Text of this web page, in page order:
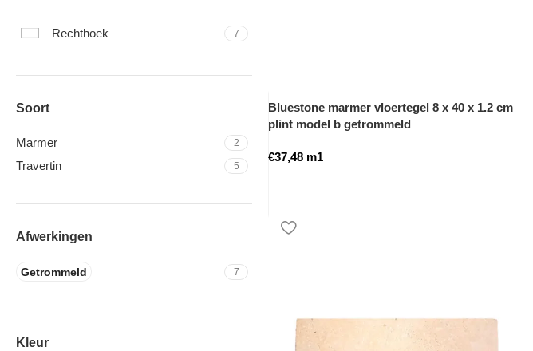
Rechthoek 7
Soort
Marmer 2
Travertin 5
Afwerkingen
Getrommeld 7
Kleur
Bluestone marmer vloertegel 8 x 40 x 1.2 cm
plint model b getrommeld
€37,48 m1